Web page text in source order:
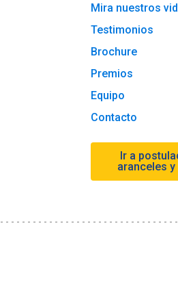
Mira nuestros
Testimonios
Brochure
Premios
Equipo
Contacto
Ir a
aranceles